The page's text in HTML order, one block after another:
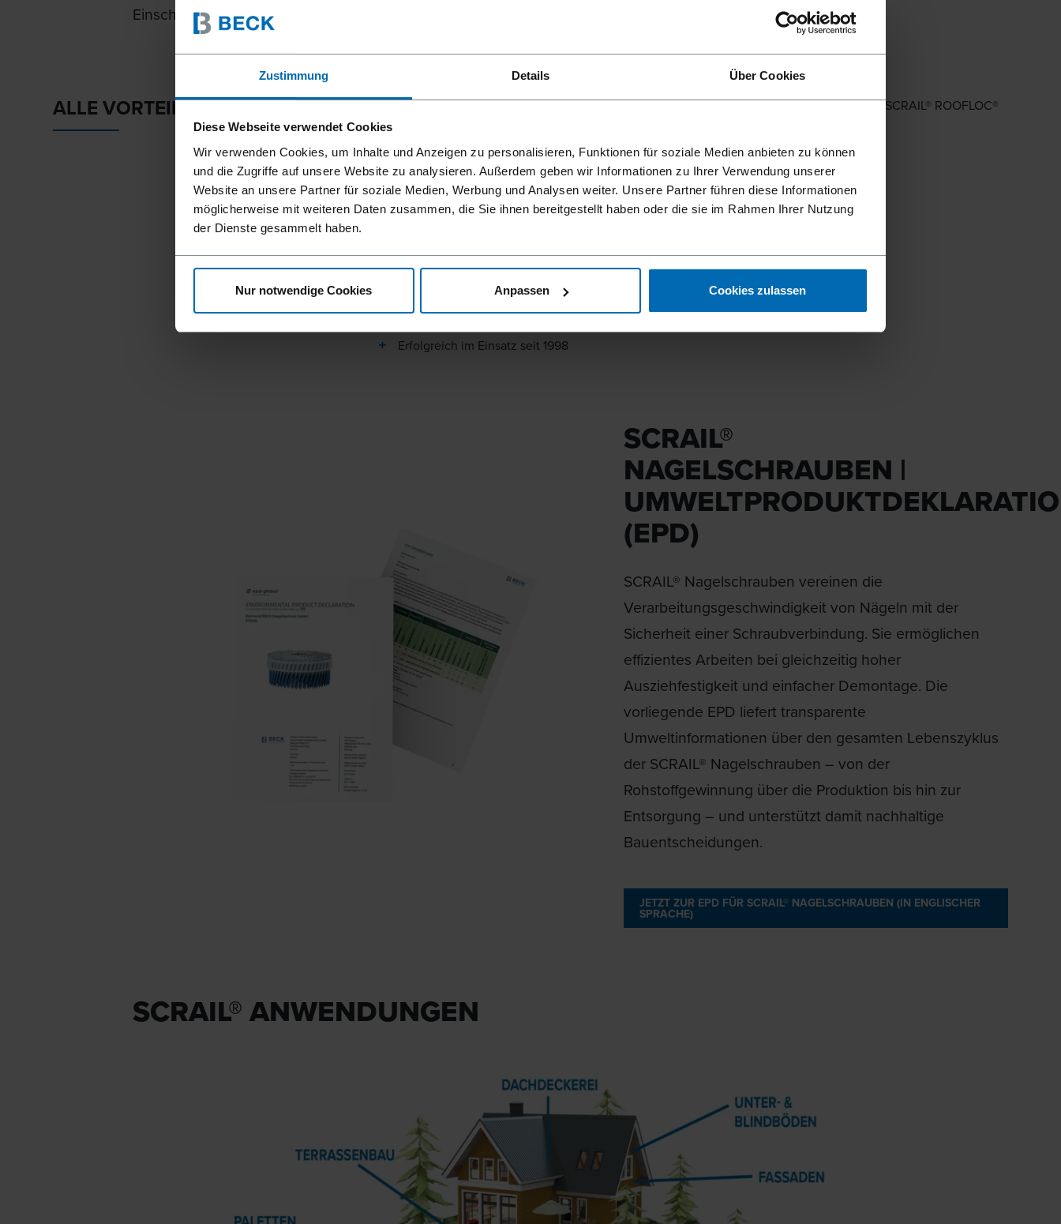
Zustimmung Details Über Cookies
Diese Webseite verwendet Cookies
Wir verwenden Cookies, um Inhalte und Anzeigen zu personalisieren, Funktionen für soziale Medien anbieten zu können
und die Zugriffe auf unsere Website zu analysieren. Außerdem geben wir Informationen zu Ihrer Verwendung unserer
Website an unsere Partner für soziale Medien, Werbung und Analysen weiter. Unsere Partner führen diese Informationen
möglicherweise mit weiteren Daten zusammen, die Sie ihnen bereitgestellt haben oder die sie im Rahmen Ihrer Nutzung
der Dienste gesammelt haben.
Nur notwendige Cookies Anpassen Cookies zulassen
Einschießen nach- und ausdrehbar.
ALLE VORTEILE
Kann mit gängigen Nagelgeräten verarbeitet werden (ausgenommen unserer speziellen SCRAIL® ROOFLOC®
2 mal schneller verarbeitet als magazinierte Schrauben
8 mal schneller verarbeitet als lose Schrauben
Spart Zeit und Lohnkosten
Extrem schnell zu verarbeiten und bei Bedarf leicht entfernt
Enorm erhöhte Haltekraft im Vergleich zu Nägeln
Erfolgreich im Einsatz seit 1998
SCRAIL®
NAGELSCHRAUBEN |
(EPD)
SCRAIL® Nagelschrauben vereinen die
Verarbeitungsgeschwindigkeit von Nägeln mit der
Sicherheit einer Schraubverbindung. Sie ermöglichen
effizientes Arbeiten bei gleichzeitig hoher
Ausziehfestigkeit und einfacher Demontage. Die
vorliegende EPD liefert transparente
Umweltinformationen über den gesamten Lebenszyklus
der SCRAIL® Nagelschrauben – von der
Rohstoffgewinnung über die Produktion bis hin zur
Entsorgung – und unterstützt damit nachhaltige
Bauentscheidungen.
JETZT ZUR EPD FÜR SCRAIL® NAGELSCHRAUBEN (IN ENGLISCHER
SPRACHE)
SCRAIL® ANWENDUNGEN